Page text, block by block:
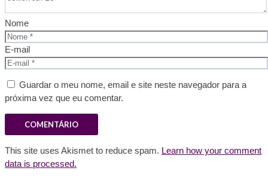
Nome
E-mail
Guardar o meu nome, email e site neste navegador para a
próxima vez que eu comentar.
This site uses Akismet to reduce spam. Learn how your comment
data is processed.